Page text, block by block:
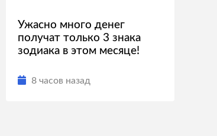
Ужасно много денег
получат только 3 знака
зодиака в этом месяце!
8 часов назад